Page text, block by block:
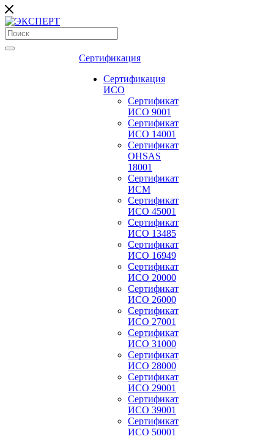
Сертификация
Сертификация
ИСО
Сертификат
ИСО 9001
Сертификат
ИСО 14001
Сертификат
OHSAS
18001
Сертификат
ИСМ
Сертификат
ИСО 45001
Сертификат
ИСО 13485
Сертификат
ИСО 16949
Сертификат
ИСО 20000
Сертификат
ИСО 26000
Сертификат
ИСО 27001
Сертификат
ИСО 31000
Сертификат
ИСО 28000
Сертификат
ИСО 29001
Сертификат
ИСО 39001
Сертификат
ИСО 50001